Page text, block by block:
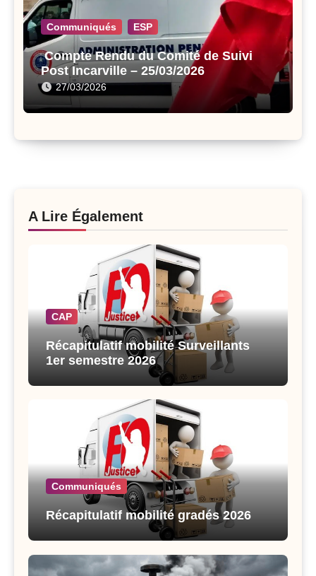
Communiqués ESP
Compte Rendu du Comité de Suivi
Post Incarville – 25/03/2026
27/03/2026
A Lire Également
CAP
Récapitulatif mobilité Surveillants
1er semestre 2026
Communiqués
Récapitulatif mobilité gradés 2026